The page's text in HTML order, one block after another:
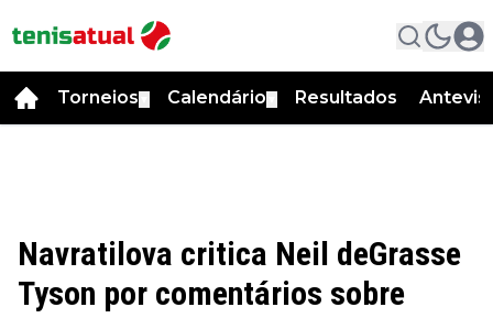
Torneios Calendário Resultados
Navratilova critica Neil deGrasse
Tyson por comentários sobre